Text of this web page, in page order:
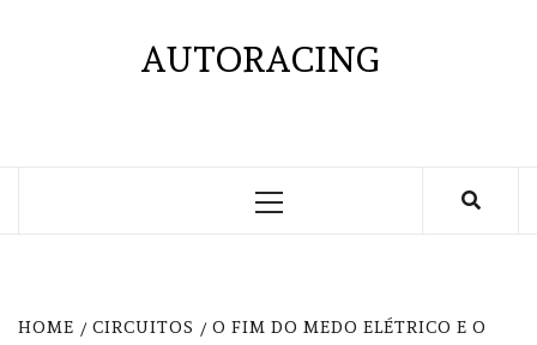
AUTORACING
Primary
HOME CIRCUITOS
O FIM DO MEDO ELÉTRICO E O